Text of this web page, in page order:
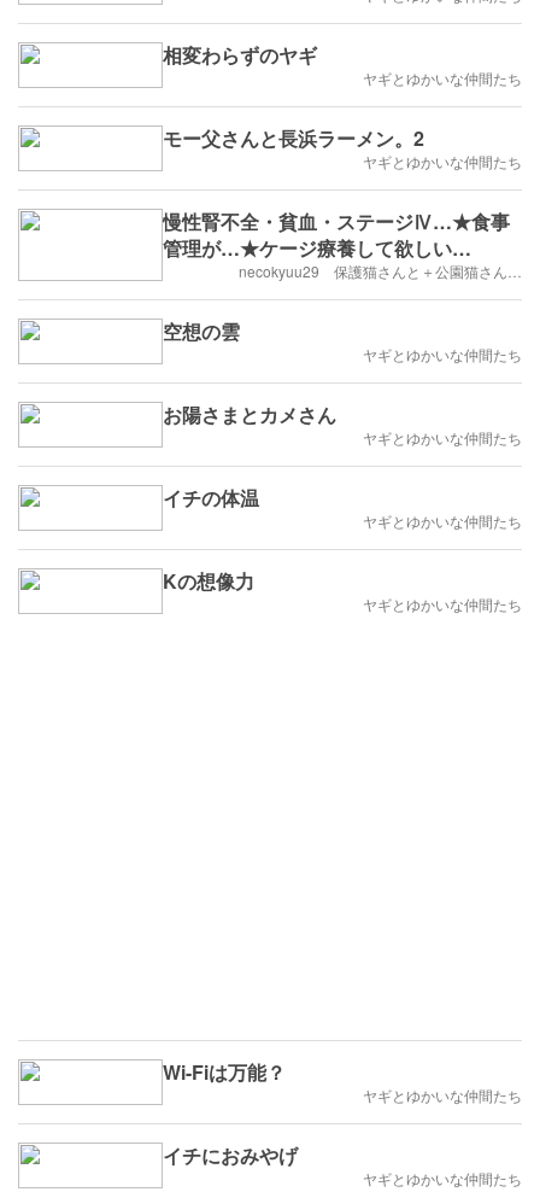
相変わらずのヤギ
ヤギとゆかいな仲間たち
モー父さんと長浜ラーメン。2
ヤギとゆかいな仲間たち
慢性腎不全・貧血・ステージⅣ…★食事
管理が…★ケージ療養して欲しい…
necokyuu29 保護猫さんと＋公園猫さん…
空想の雲
ヤギとゆかいな仲間たち
お陽さまとカメさん
ヤギとゆかいな仲間たち
イチの体温
ヤギとゆかいな仲間たち
Kの想像力
ヤギとゆかいな仲間たち
Wi-Fiは万能？
ヤギとゆかいな仲間たち
イチにおみやげ
ヤギとゆかいな仲間たち